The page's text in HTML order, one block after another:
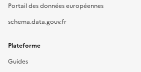
Portail des données européennes
schema.data.gouv.fr
Plateforme
Guides